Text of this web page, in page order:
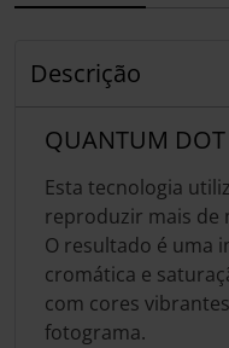
Descrição
QUANTUM
Esta tecnologia
reproduzir mais de
O resultado é uma
cromática e
com cores
fotograma.